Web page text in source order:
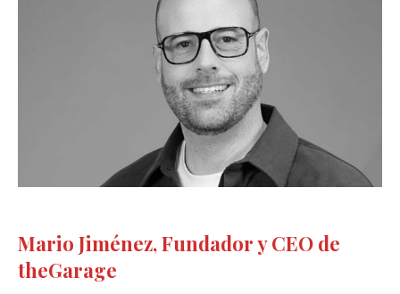
Mario Jiménez, Fundador y CEO de
theGarage